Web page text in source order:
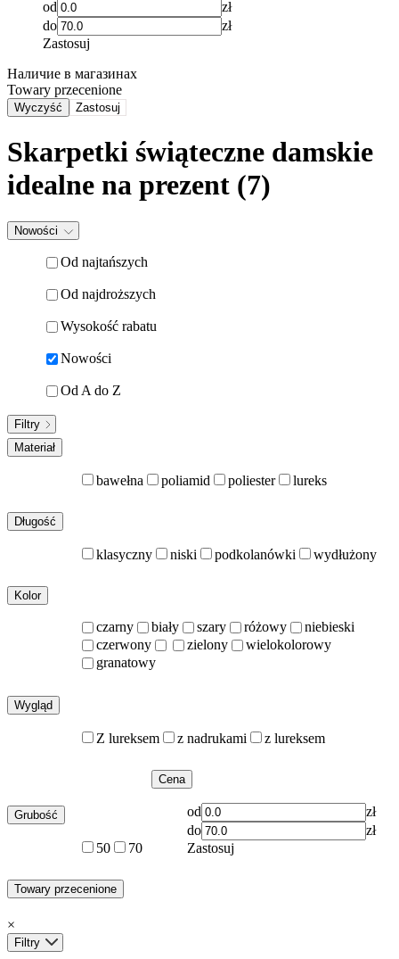
od
zł
do
zł
Zastosuj
Наличие в магазинах
Towary przecenione
Wyczyść Zastosuj
Skarpetki świąteczne damskie
idealne na prezent (7)
Nowości
Od najtańszych
Od najdroższych
Wysokość rabatu
Nowości
Od A do Z
Filtry
Materiał
bawełna poliamid poliester lureks
Długość
klasyczny niski podkolanówki wydłużony
Kolor
czarny biały szary różowy
niebieski
czerwony
zielony
wielokolorowy
granatowy
Wygląd
Z lureksem z nadrukami z lureksem
Grubość
50 70
Cena
od
zł
do
zł
Zastosuj
Towary przecenione
×
Filtry